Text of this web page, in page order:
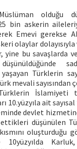
olduğu
25 bin askerin
Emevi gerekse
olaylar
yine bu savaşlarda
yaşayan Türklerin
mevali sayısından
İslamiyeti
10.yüzyıla ait
devlet
düşünülen
oluşturduğu
10yüzyılda